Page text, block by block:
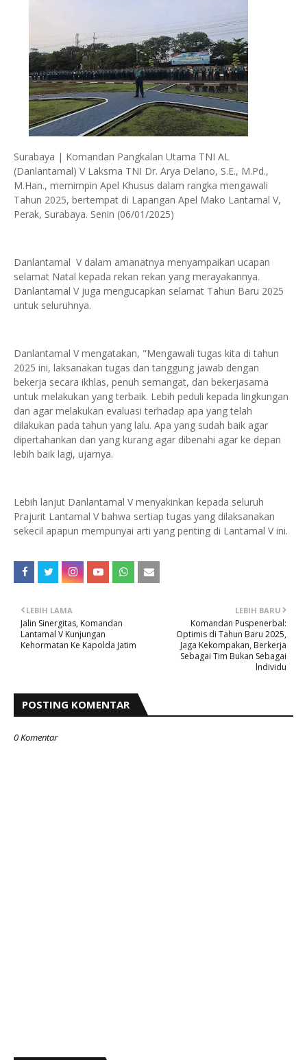
Surabaya | Komandan Pangkalan Utama TNI AL
(Danlantamal) V Laksma TNI Dr. Arya Delano, S.E., M.Pd.,
M.Han., memimpin Apel Khusus dalam rangka mengawali
Tahun 2025, bertempat di Lapangan Apel Mako Lantamal V,
Perak, Surabaya. Senin (06/01/2025)
Danlantamal V dalam amanatnya menyampaikan ucapan
selamat Natal kepada rekan rekan yang merayakannya.
Danlantamal V juga mengucapkan selamat Tahun Baru 2025
untuk seluruhnya.
Danlantamal V mengatakan, "Mengawali tugas kita di tahun
2025 ini, laksanakan tugas dan tanggung jawab dengan
bekerja secara ikhlas, penuh semangat, dan bekerjasama
untuk melakukan yang terbaik. Lebih peduli kepada lingkungan
dan agar melakukan evaluasi terhadap apa yang telah
dilakukan pada tahun yang lalu. Apa yang sudah baik agar
dipertahankan dan yang kurang agar dibenahi agar ke depan
lebih baik lagi, ujarnya.
Lebih lanjut Danlantamal V menyakinkan kepada seluruh
Prajurit Lantamal V bahwa sertiap tugas yang dilaksanakan
sekecil apapun mempunyai arti yang penting di Lantamal V ini.
LEBIH BARU
Komandan Puspenerbal:
Optimis di Tahun Baru 2025,
Jaga Kekompakan, Berkerja
Sebagai Tim Bukan Sebagai
lndividu
LEBIH LAMA
Jalin Sinergitas, Komandan
Lantamal V Kunjungan
Kehormatan Ke Kapolda Jatim
POSTING KOMENTAR
0 Komentar